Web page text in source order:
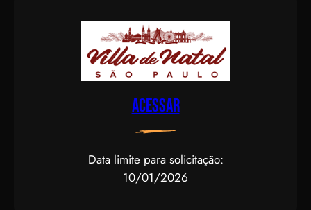
Acessar
Data limite para solicitação:
10/01/2026